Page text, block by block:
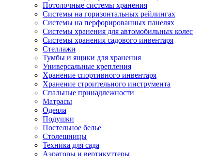
Потолочные системы хранения
Системы на горизонтальных рейлингах
Системы на перфорированных панелях
Системы хранения для автомобильных колес
Системы хранения садового инвентаря
Стеллажи
Тумбы и ящики для хранения
Универсальные крепления
Хранение спортивного инвентаря
Хранение строительного инструмента
Спальные принадлежности
Матрасы
Одеяла
Подушки
Постельное белье
Столешницы
Техника для сада
Аэраторы и вертикуттеры